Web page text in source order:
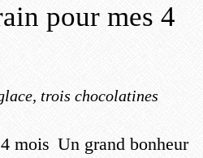
pour mes 4
trois chocolatines
Un grand bonheur